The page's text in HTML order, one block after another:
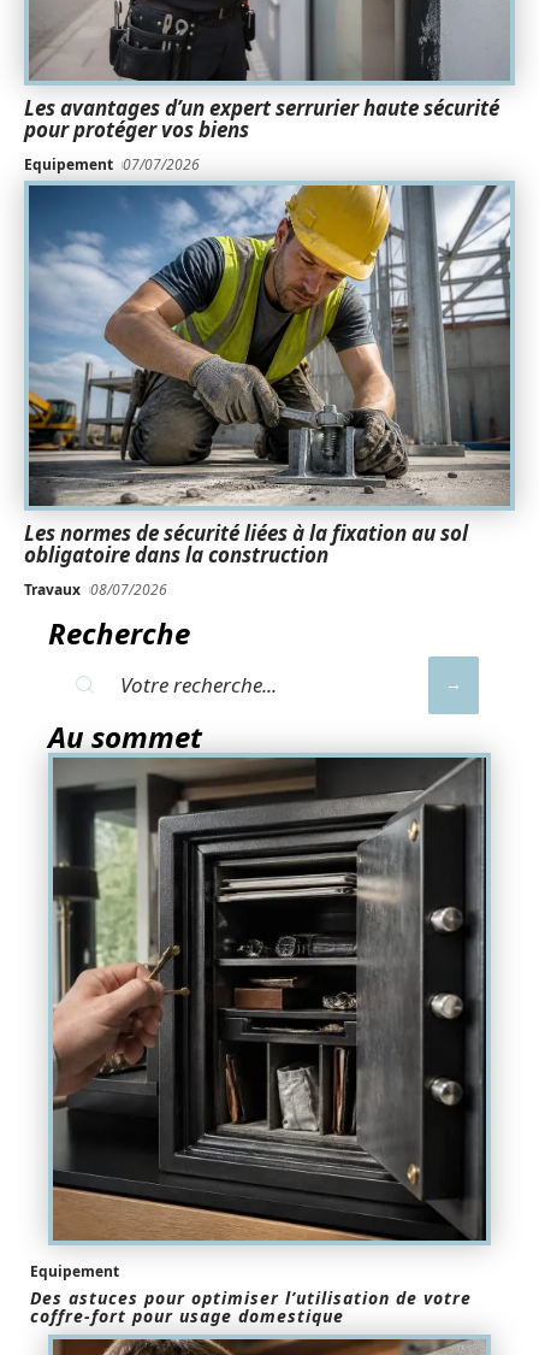
Les avantages d’un expert serrurier haute sécurité
pour protéger vos biens
Equipement 07/07/2026
Les normes de sécurité liées à la fixation au sol
obligatoire dans la construction
Travaux 08/07/2026
Recherche
Au sommet
Equipement
Des astuces pour optimiser l’utilisation de votre
coffre-fort pour usage domestique